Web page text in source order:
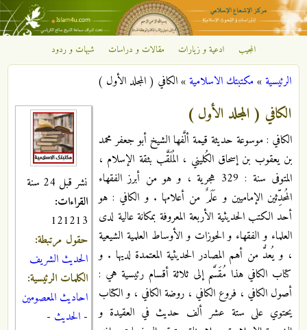
تجاوز إلى المحتوى الرئيسي
مركز
الإشعاع
الإسلامي
المجيب ادعية و زيارات مقالات و دراسات شبهات و ردود
أنت هنا
الرئيسية»مكتبتك الاسلامية»الكافي ( المجلد الأول )
نشر قبل 24 سنة
القراءات:
121213
حقول مرتبطة:
الحديث الشريف
الكلمات الرئيسية:
احاديث المعصومين
- الحديث -
الكافي ( المجلد الأول )
الكافي : موسوعة حديثة قيمة ألَّفها الشيخ أبو جعفر محمد
بن يعقوب بن إسحاق الكُليني ، المُلَقَّب بثقة الإسلام ،
المتوفى سنة : 329 هجرية ، و هو من أبرز الفقهاء
المُحدِّثين الإماميين و عَلَمٌ من أعلامها . و الكافي : هو
أحد الكتب الحديثية الأربعة المعروفة بمكانة عالية لدى
العلماء و الفقهاء و الحوزات و الأوساط العلمية الشيعية
، و يُعدُّ من أهم المصادر الحديثية المعتمدة لديها . و
كتاب الكافي هذا مُقَسَّم إلى ثلاثة أقسام رئيسية هي :
أصول الكافي ، فروع الكافي ، روضة الكافي ، و الكتاب
يحتوي على ستة عشر ألف حديث في العقيدة و